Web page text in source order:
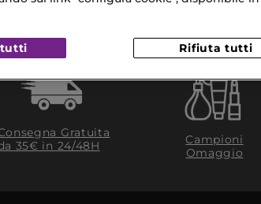
Gratuita
35€​ in 24/48H
Campioni
Omaggio
Rifiuta tutti